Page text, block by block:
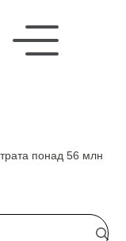
понад 56 млн